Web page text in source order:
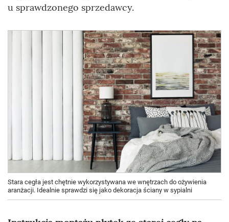
u sprawdzonego sprzedawcy.
Stara cegła jest chętnie wykorzystywana we wnętrzach do ożywienia
aranżacji. Idealnie sprawdzi się jako dekoracja ściany w sypialni